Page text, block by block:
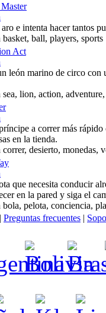
e intenta hacer tantos
ball, players, sports
Act
león marino de circo con
lion, action, adventure,
a correr más
en la tienda.
desierto, monedas,
que necesita conducir
en la pared y siga el
pelota, conciencia,
| Preguntas frecuentes |